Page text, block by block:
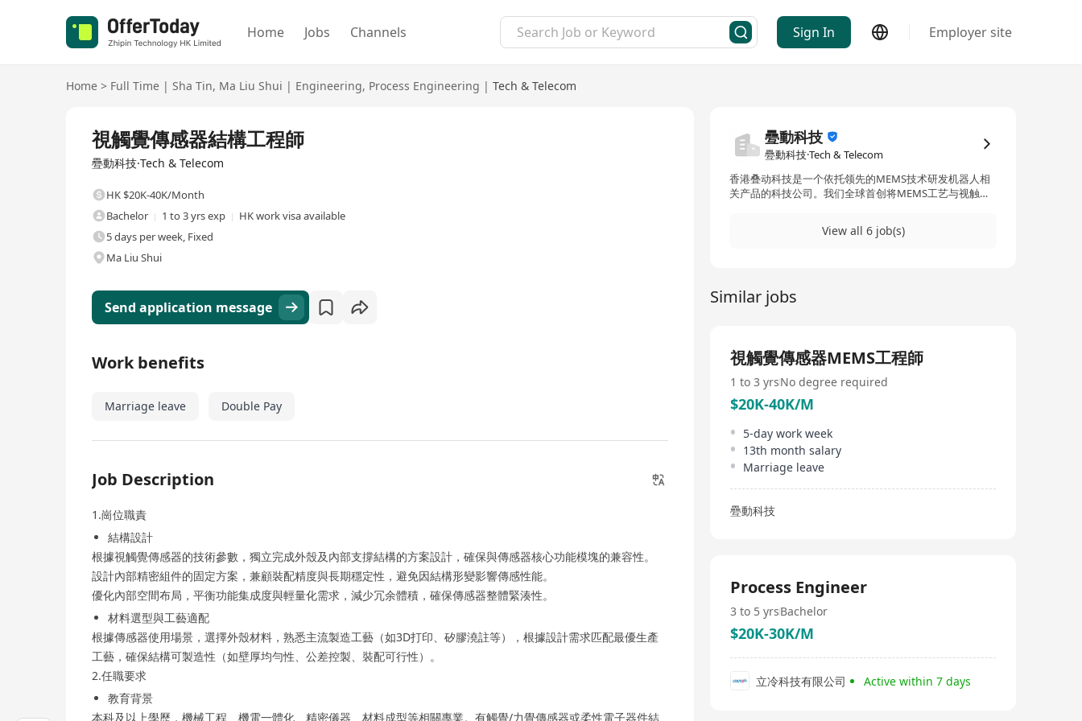
Home Jobs Channels Sign In Employer site
Home > Full Time | Sha Tin, Ma Liu Shui | Engineering, Process Engineering | Tech & Telecom
視觸覺傳感器結構工程師
疉動科技·Tech & Telecom
HK $20K-40K/Month
Bachelor
1 to 3 yrs exp
HK work visa available
5 days per week, Fixed
Ma Liu Shui
Send application message
Work benefits
Marriage leave Double Pay
Job Description
1.崗位職責
結構設計​​
根據視觸覺傳感器的技術參數，獨立完成外殼及內部支撐結構的方案設計，確保與傳感器核心功能模塊的兼容性。
設計內部精密組件的固定方案，兼顧裝配精度與長期穩定性，避免因結構形變影響傳感性能。
優化內部空間布局，平衡功能集成度與輕量化需求，減少冗余體積，確保傳感器整體緊湊性。
​​材料選型與工藝適配​​
根據傳感器使用場景，選擇外殼材料，熟悉主流製造工藝（如3D打印、矽膠澆註等），根據設計需求匹配最優生產
工藝，確保結構可製造性（如壁厚均勻性、公差控製、裝配可行性）。
2.任職要求
​​教育背景​​
本科及以上學歷，機械工程、機電一體化、精密儀器、材料成型等相關專業。有觸覺/力覺傳感器或柔性電子器件結
疉動科技
疉動科技·Tech & Telecom
香港叠动科技是一个依托领先的MEMS技术研发机器人相
关产品的科技公司。我们全球首创将MEMS工艺与视触觉
同时，我们的技术在智能手套、灵巧手、电子皮肤等方面
View all 6 job(s)
Similar jobs
視觸覺傳感器MEMS工程師
1 to 3 yrsNo degree required
$20K-40K/M
5-day work week
13th month salary
Marriage leave
疉動科技
Process Engineer
3 to 5 yrsBachelor
$20K-30K/M
立冷科技有限公司 Active within 7 days